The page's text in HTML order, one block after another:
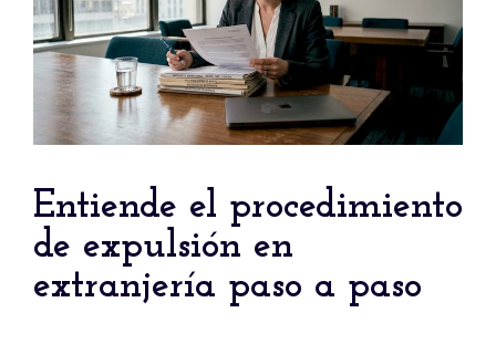
Entiende el procedimiento
de expulsión en
extranjería paso a paso